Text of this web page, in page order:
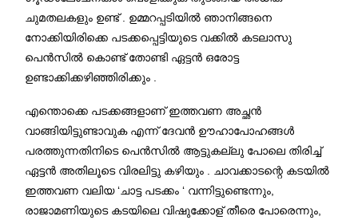
ചുമതലകളും ഉണ്ട് . ഉമ്മറപ്പടിയിൽ ഞാനിങ്ങനെ
നോക്കിയിരിക്കെ പടക്കപ്പെട്ടിയുടെ വക്കിൽ കടലാസു
പെൻസിൽ കൊണ്ട് തോണ്ടി ഏട്ടൻ ഒരോട്ട
ഉണ്ടാക്കിക്കഴിഞ്ഞിരിക്കും .
എന്തൊക്കെ പടക്കങ്ങളാണ് ഇത്തവണ അച്ഛൻ
വാങ്ങിയിട്ടുണ്ടാവുക എന്ന് ദേവൻ ഊഹാപോഹങ്ങൾ
പരത്തുന്നതിനിടെ പെൻസിൽ ആട്ടുകല്ലു പോലെ തിരിച്ച്
ഏട്ടൻ അതിലൂടെ വിരലിട്ടു കഴിയും . ചാവക്കാടന്റെ കടയിൽ
ഇത്തവണ വലിയ ‘ചാട്ട പടക്കം ‘ വന്നിട്ടുണ്ടെന്നും,
രാജാമണിയുടെ കടയിലെ വിഷുക്കോള് തീരെ പോരെന്നും,